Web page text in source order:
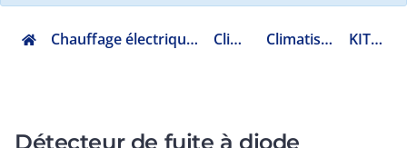
Chauffage électrique climatisation ventilation Climatisation Climatisation outillage KIT-GD-A00+
Détecteur de fuite à diode